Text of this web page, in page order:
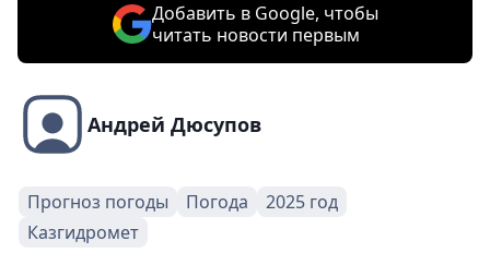
Добавить в Google, чтобы
читать новости первым
Андрей Дюсупов
Прогноз погоды Погода
2025 год
Казгидромет